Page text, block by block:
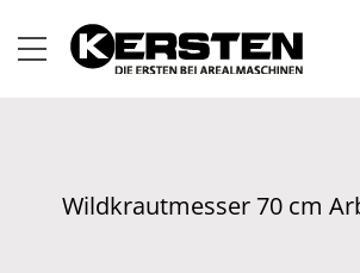
Wildkrautmesser 70 cm